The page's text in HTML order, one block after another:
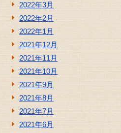
2022年3月
2022年2月
2022年1月
2021年12月
2021年11月
2021年10月
2021年9月
2021年8月
2021年7月
2021年6月